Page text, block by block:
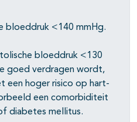
bloeddruk <140 mmHg.
bloeddruk <130
goed verdragen wordt,
een hoger risico op hart-
een comorbiditeit
diabetes mellitus.